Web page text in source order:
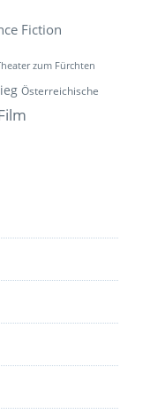
Fiction
zum Fürchten
Österreichische